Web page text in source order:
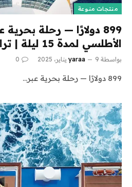
منتجات منوعة
899 دولارًا — رحلة
الأطلسي لمدة 15 ليلة | ترافيلزو
بواسطة yaraa 9 يناير، 2025 0
899 دولارًا — رحلة بحرية عبر…